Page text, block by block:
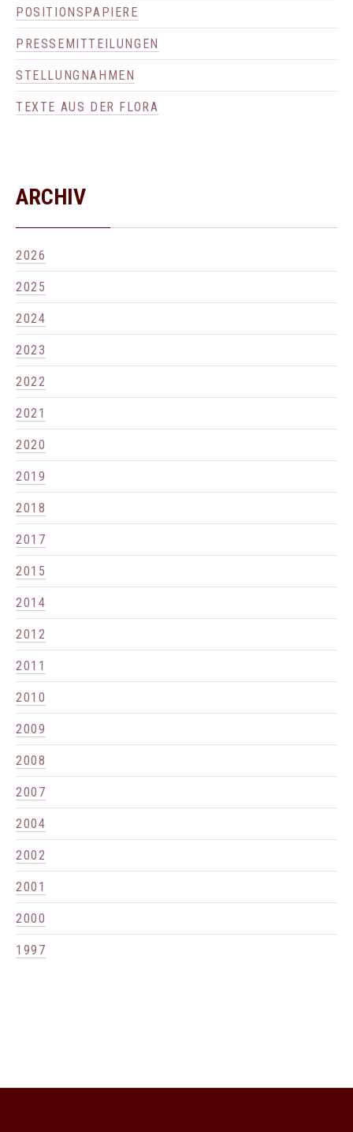
POSITIONSPAPIERE
PRESSEMITTEILUNGEN
STELLUNGNAHMEN
TEXTE AUS DER FLORA
ARCHIV
2026
2025
2024
2023
2022
2021
2020
2019
2018
2017
2015
2014
2012
2011
2010
2009
2008
2007
2004
2002
2001
2000
1997